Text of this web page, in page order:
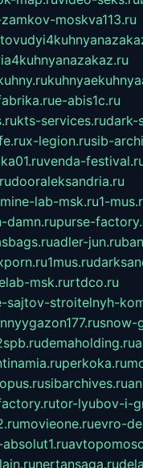
moskva113.ru
e-abis1c.ru
kts-services.rudark-
x-legion.rusib-
venda-
dooraleksandria.ru
mine-lab-msk.ru1-
damn.rupurse-
adler-jun.ru
1mus.ru
msk.rurtdco.ru
sajtov-stroitelnyh-
snow-
demaholding.ru
perkoka.ru
sibarchives.ru
tor-lyubov-i-
movieone.ruevro-
nertansaga.ru